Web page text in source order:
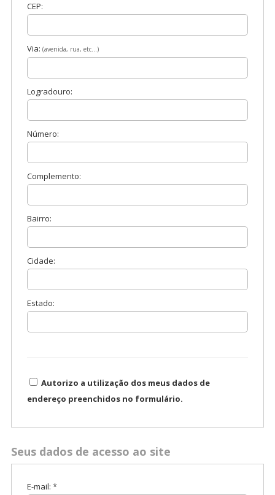
CEP:
Via: (avenida, rua, etc...)
Logradouro:
Número:
Complemento:
Bairro:
Cidade:
Estado:
Autorizo a utilização dos meus dados de
endereço preenchidos no formulário.
Seus dados de acesso ao site
E-mail: *